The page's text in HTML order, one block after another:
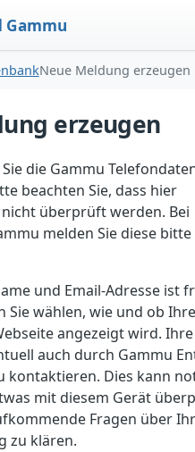
Gammu
Neue Meldung erzeugen
erzeugen
die Gammu
beachten Sie, dass hier
überprüft werden. Bei
melden Sie diese bitte
und Email-Adresse ist
Sie wählen, wie und ob
angezeigt wird.
auch durch Gammu
kontaktieren. Dies kann
mit diesem Gerät
Fragen über
zu klären.